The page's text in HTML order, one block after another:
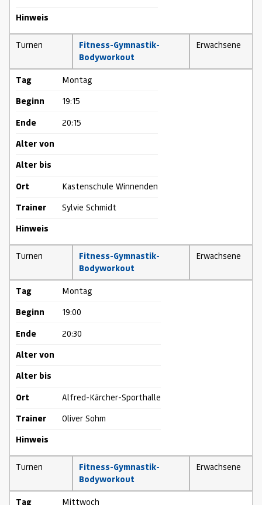
Hinweis
Turnen
Fitness-Gymnastik-
Bodyworkout
Erwachsene
Tag Montag
Beginn 19:15
Ende 20:15
Alter von
Alter bis
Ort Kastenschule Winnenden
Trainer Sylvie Schmidt
Hinweis
Turnen
Fitness-Gymnastik-
Bodyworkout
Erwachsene
Tag Montag
Beginn 19:00
Ende 20:30
Alter von
Alter bis
Ort Alfred-Kärcher-Sporthalle
Trainer Oliver Sohm
Hinweis
Turnen
Fitness-Gymnastik-
Bodyworkout
Erwachsene
Tag Mittwoch